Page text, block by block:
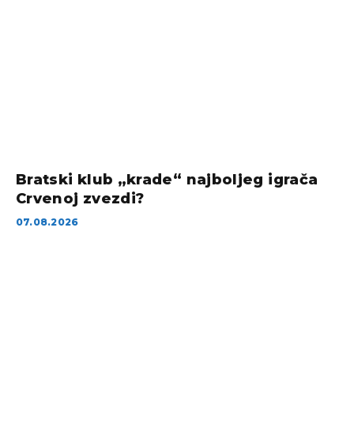
Bratski klub „krade“ najboljeg igrača
Crvenoj zvezdi?
07.08.2026